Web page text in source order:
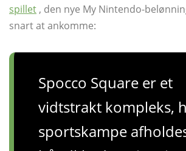
spillet , den nye My Nintendo-
snart at ankomme:
Spocco Square er et
vidtstrakt kompleks,
sportskampe